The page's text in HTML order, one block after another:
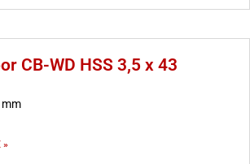
CB-WD HSS 3,5 x 43
mm
»